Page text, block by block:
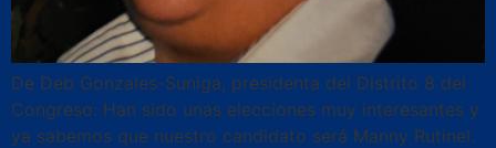
De Deb Gonzales-Suniga, presidenta del Distrito 8 del
Congreso: Han sido unas elecciones muy interesantes y
ya sabemos que nuestro candidato será Manny Rutinel.